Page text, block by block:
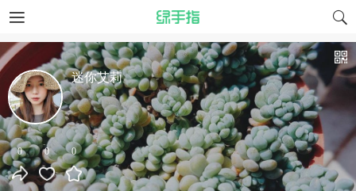
0 0 0
迷你艾莉